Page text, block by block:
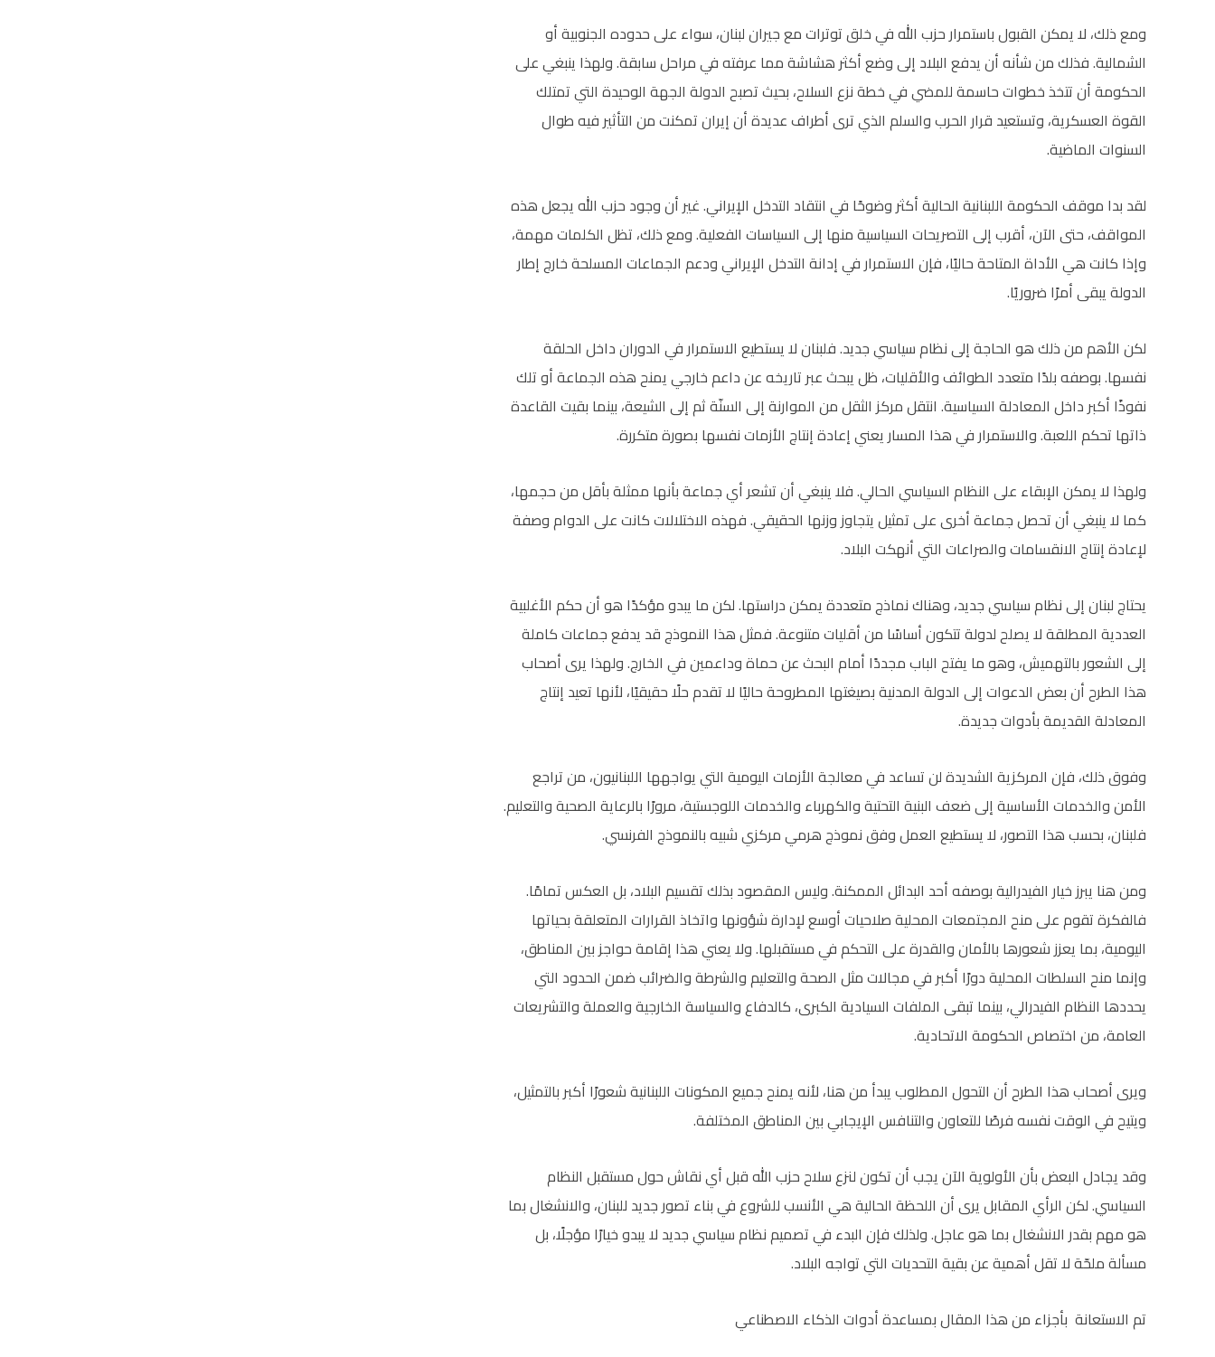
ومع ذلك، لا يمكن القبول باستمرار حزب الله في خلق توترات مع جيران لبنان، سواء على حدوده الجنوبية أو
الشمالية. فذلك من شأنه أن يدفع البلاد إلى وضع أكثر هشاشة مما عرفته في مراحل سابقة. ولهذا ينبغي على
الحكومة أن تتخذ خطوات حاسمة للمضي في خطة نزع السلاح، بحيث تصبح الدولة الجهة الوحيدة التي تمتلك
القوة العسكرية، وتستعيد قرار الحرب والسلم الذي ترى أطراف عديدة أن إيران تمكنت من التأثير فيه طوال
السنوات الماضية.
لقد بدا موقف الحكومة اللبنانية الحالية أكثر وضوحًا في انتقاد التدخل الإيراني. غير أن وجود حزب الله يجعل هذه
المواقف، حتى الآن، أقرب إلى التصريحات السياسية منها إلى السياسات الفعلية. ومع ذلك، تظل الكلمات مهمة،
وإذا كانت هي الأداة المتاحة حاليًا، فإن الاستمرار في إدانة التدخل الإيراني ودعم الجماعات المسلحة خارج إطار
الدولة يبقى أمرًا ضروريًا.
لكن الأهم من ذلك هو الحاجة إلى نظام سياسي جديد. فلبنان لا يستطيع الاستمرار في الدوران داخل الحلقة
نفسها. بوصفه بلدًا متعدد الطوائف والأقليات، ظل يبحث عبر تاريخه عن داعم خارجي يمنح هذه الجماعة أو تلك
نفوذًا أكبر داخل المعادلة السياسية. انتقل مركز الثقل من الموارنة إلى السنّة ثم إلى الشيعة، بينما بقيت القاعدة
ذاتها تحكم اللعبة. والاستمرار في هذا المسار يعني إعادة إنتاج الأزمات نفسها بصورة متكررة.
ولهذا لا يمكن الإبقاء على النظام السياسي الحالي. فلا ينبغي أن تشعر أي جماعة بأنها ممثلة بأقل من حجمها،
كما لا ينبغي أن تحصل جماعة أخرى على تمثيل يتجاوز وزنها الحقيقي. فهذه الاختلالات كانت على الدوام وصفة
لإعادة إنتاج الانقسامات والصراعات التي أنهكت البلاد.
يحتاج لبنان إلى نظام سياسي جديد، وهناك نماذج متعددة يمكن دراستها. لكن ما يبدو مؤكدًا هو أن حكم الأغلبية
العددية المطلقة لا يصلح لدولة تتكون أساسًا من أقليات متنوعة. فمثل هذا النموذج قد يدفع جماعات كاملة
إلى الشعور بالتهميش، وهو ما يفتح الباب مجددًا أمام البحث عن حماة وداعمين في الخارج. ولهذا يرى أصحاب
هذا الطرح أن بعض الدعوات إلى الدولة المدنية بصيغتها المطروحة حاليًا لا تقدم حلًا حقيقيًا، لأنها تعيد إنتاج
المعادلة القديمة بأدوات جديدة.
وفوق ذلك، فإن المركزية الشديدة لن تساعد في معالجة الأزمات اليومية التي يواجهها اللبنانيون، من تراجع
الأمن والخدمات الأساسية إلى ضعف البنية التحتية والكهرباء والخدمات اللوجستية، مرورًا بالرعاية الصحية والتعليم.
فلبنان، بحسب هذا التصور، لا يستطيع العمل وفق نموذج هرمي مركزي شبيه بالنموذج الفرنسي.
ومن هنا يبرز خيار الفيدرالية بوصفه أحد البدائل الممكنة. وليس المقصود بذلك تقسيم البلاد، بل العكس تمامًا.
فالفكرة تقوم على منح المجتمعات المحلية صلاحيات أوسع لإدارة شؤونها واتخاذ القرارات المتعلقة بحياتها
اليومية، بما يعزز شعورها بالأمان والقدرة على التحكم في مستقبلها. ولا يعني هذا إقامة حواجز بين المناطق،
وإنما منح السلطات المحلية دورًا أكبر في مجالات مثل الصحة والتعليم والشرطة والضرائب ضمن الحدود التي
يحددها النظام الفيدرالي، بينما تبقى الملفات السيادية الكبرى، كالدفاع والسياسة الخارجية والعملة والتشريعات
العامة، من اختصاص الحكومة الاتحادية.
ويرى أصحاب هذا الطرح أن التحول المطلوب يبدأ من هنا، لأنه يمنح جميع المكونات اللبنانية شعورًا أكبر بالتمثيل،
ويتيح في الوقت نفسه فرصًا للتعاون والتنافس الإيجابي بين المناطق المختلفة.
وقد يجادل البعض بأن الأولوية الآن يجب أن تكون لنزع سلاح حزب الله قبل أي نقاش حول مستقبل النظام
السياسي. لكن الرأي المقابل يرى أن اللحظة الحالية هي الأنسب للشروع في بناء تصور جديد للبنان، والانشغال بما
هو مهم بقدر الانشغال بما هو عاجل. ولذلك فإن البدء في تصميم نظام سياسي جديد لا يبدو خيارًا مؤجلًا، بل
مسألة ملحّة لا تقل أهمية عن بقية التحديات التي تواجه البلاد.
تم الاستعانة بأجزاء من هذا المقال بمساعدة أدوات الذكاء الاصطناعي